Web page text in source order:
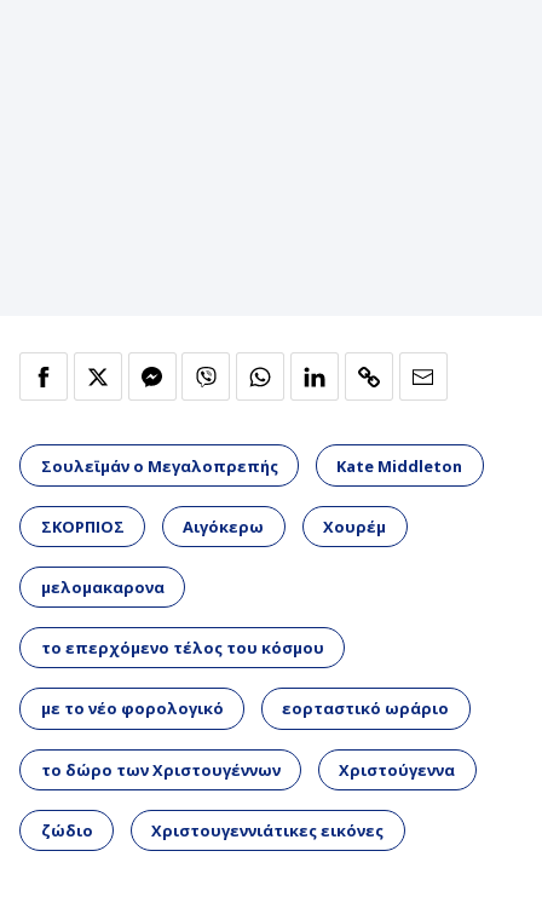
Σουλεϊμάν ο Μεγαλοπρεπής Kate Middleton
ΣΚΟΡΠΙΟΣ Αιγόκερω Χουρέμ
μελομακαρονα
το επερχόμενο τέλος του κόσμου
με το νέο φορολογικό εορταστικό ωράριο
το δώρο των Χριστουγέννων Χριστούγεννα
ζώδιο Χριστουγεννιάτικες εικόνες